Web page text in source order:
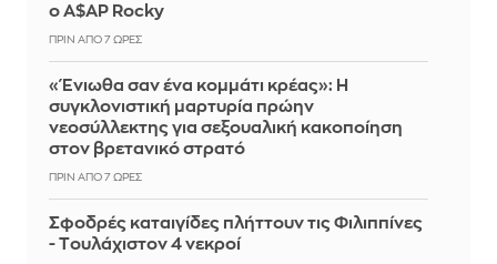
ο A$AP Rocky
ΠΡΙΝ ΑΠΌ 7 ΏΡΕΣ
«Ένιωθα σαν ένα κομμάτι κρέας»: Η
συγκλονιστική μαρτυρία πρώην
νεοσύλλεκτης για σεξουαλική κακοποίηση
στον βρετανικό στρατό
ΠΡΙΝ ΑΠΌ 7 ΏΡΕΣ
Σφοδρές καταιγίδες πλήττουν τις Φιλιππίνες
- Tουλάχιστον 4 νεκροί